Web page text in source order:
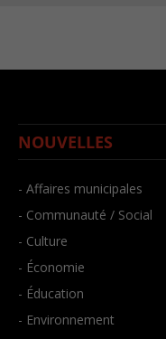
NOUVELLES
- Affaires municipales
- Communauté / Social
- Culture
- Économie
- Éducation
- Environnement